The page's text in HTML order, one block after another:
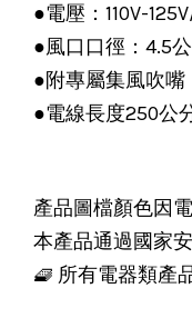
●電壓：110V-
●風口口徑：4.5
●附專屬集風吹嘴
●電線長度250公
產品圖檔顏色因
本產品通過國家
🧇 所有電器類產